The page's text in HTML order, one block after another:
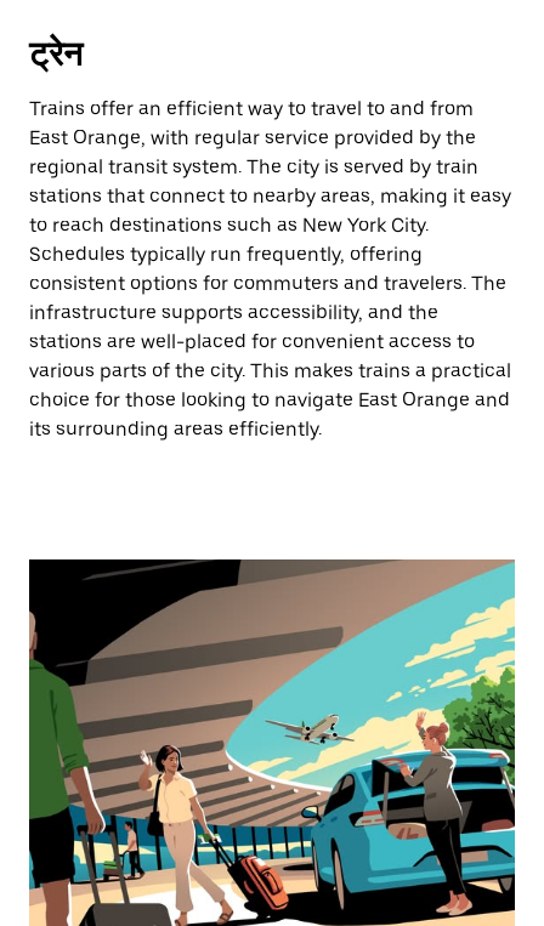
ट्रेन
Trains offer an efficient way to travel to and from
East Orange, with regular service provided by the
regional transit system. The city is served by train
stations that connect to nearby areas, making it easy
to reach destinations such as New York City.
Schedules typically run frequently, offering
consistent options for commuters and travelers. The
infrastructure supports accessibility, and the
stations are well-placed for convenient access to
various parts of the city. This makes trains a practical
choice for those looking to navigate East Orange and
its surrounding areas efficiently.